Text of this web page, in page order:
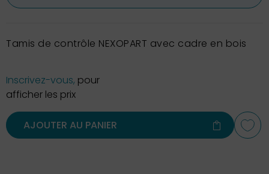
Tamis de contrôle NEXOPART avec cadre en bois
Inscrivez-vous, pour
afficher les prix
AJOUTER AU PANIER